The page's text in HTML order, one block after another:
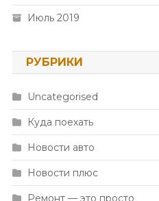
Июль 2019
РУБРИКИ
Uncategorised
Куда поехать
Новости авто
Новости плюс
Ремонт — это просто